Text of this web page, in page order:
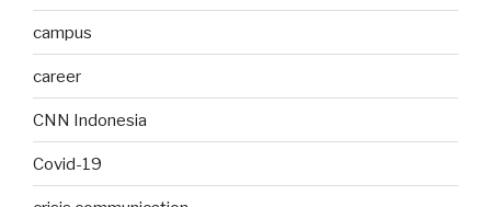
campus
career
CNN Indonesia
Covid-19